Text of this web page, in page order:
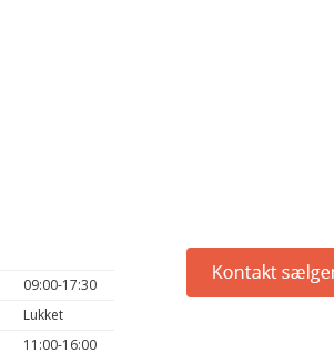
09:00-17:30
Lukket
11:00-16:00